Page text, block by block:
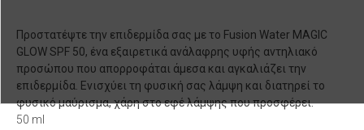
Προστατέψτε την επιδερμίδα σας με το Fusion Water MAGIC
GLOW SPF 50, ένα εξαιρετικά ανάλαφρης υφής αντηλιακό
προσώπου που απορροφάται άμεσα και αγκαλιάζει την
επιδερμίδα. Ενισχύει τη φυσική σας λάμψη και διατηρεί το
φυσικό μαύρισμα, χάρη στο εφέ λάμψης που προσφέρει.
50 ml